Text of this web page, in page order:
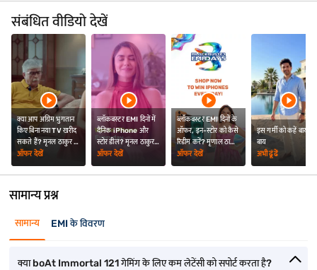
संबंधित वीडियो देखें
क्या आप अग्रिम भुगतान
किए बिना नया TV खरीद
सकते हैं? मृनल ठाकुर ने
दी जानकारी
ऑफर देखें
ब्लॉकबस्टर EMI दिनों में
दैनिक iPhone और
स्टोर डील? मृनल ठाकुर ने
दी जानकारी
ऑफर देखें
ब्लॉकबस्टर EMI दिनों के
ऑफर, इन-स्टोर को कैसे
रिडीम करें? मृणाल ठाकुर
ने आपको बताया
ऑफर देखें
इस गर्मी को कहें बाय-
बाय
अभी ढूंढें
सामान्य प्रश्न
सामान्य EMI के विवरण
क्या boAt Immortal 121 गेमिंग के लिए कम लेटेंसी को सपोर्ट करता है?